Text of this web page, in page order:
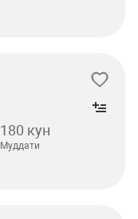
180 кун
Муддати